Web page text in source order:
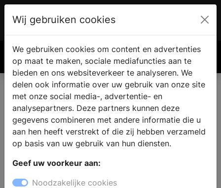
€ 0.00
Wij gebruiken cookies
We gebruiken cookies om content en advertenties
op maat te maken, sociale mediafuncties aan te
bieden en ons websiteverkeer te analyseren. We
delen ook informatie over uw gebruik van onze site
met onze social media-, advertentie- en
analysepartners. Deze partners kunnen deze
gegevens combineren met andere informatie die u
aan hen heeft verstrekt of die zij hebben verzameld
op basis van uw gebruik van hun diensten.
Geef uw voorkeur aan:
Noodzakelijke cookies